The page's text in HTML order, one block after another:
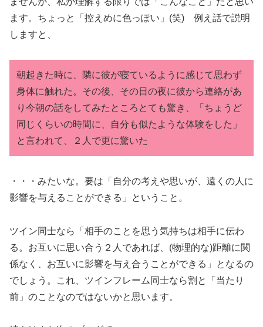
ます。ちょっと「控えめに色っぽい」(笑) 例え話で説明
しますと、
朝起きた時に、隣に彼が寝ているように感じて思わず
身体に触れた。その後、その日の夜に彼から連絡があ
り今朝の話をしてみたところとても驚き、「ちょうど
同じくらいの時間に、自分も似たような体験をした」
と言われて、２人で更に驚いた
・・・みたいな。要は「自分の考えや思いが、遠くの人に
影響を与えることができる」ということ。
ツイン同士なら「相手のことを思う気持ちは相手に伝わ
る。お互いに思い合う２人であれば、(物理的な)距離に関
係なく、お互いに影響を与え合うことができる」となるの
でしょう。これ、ツインフレーム同士なら割と「当たり
前」のことなのではないかと思います。